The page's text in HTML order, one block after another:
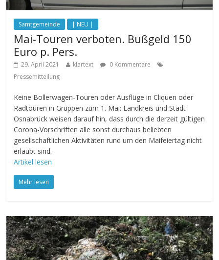
Samtgemeinde | NEU |
Mai-Touren verboten. Bußgeld 150
Euro p. Pers.
29. April 2021 klartext
0 Kommentare
Pressemitteilung
Keine Bollerwagen-Touren oder Ausflüge in Cliquen oder
Radtouren in Gruppen zum 1. Mai: Landkreis und Stadt
Osnabrück weisen darauf hin, dass durch die derzeit gültigen
Corona-Vorschriften alle sonst durchaus beliebten
gesellschaftlichen Aktivitäten rund um den Maifeiertag nicht
erlaubt sind.
Artikel lesen
Mehr lesen